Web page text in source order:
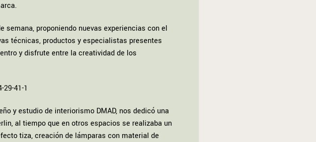
proponiendo nuevas experiencias con el
técnicas, productos y especialistas presentes
y disfrute entre la creatividad de los
y estudio de interiorismo DMAD, nos dedicó una
al tiempo que en otros espacios se realizaba un
tiza, creación de lámparas con material de